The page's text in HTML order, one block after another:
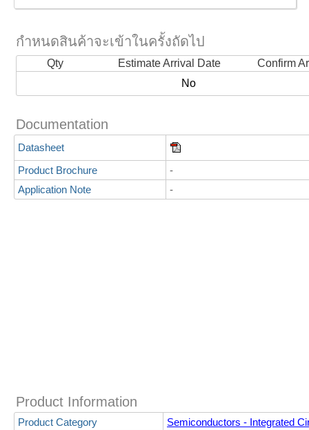
กำหนดสินค้าจะเข้าในครั้งถัดไป
Qty Estimate Arrival Date
Confirm
No
Documentation
Datasheet
Product Brochure
-
Application Note
-
Product Information
Product Category
Semiconductors - Integrated